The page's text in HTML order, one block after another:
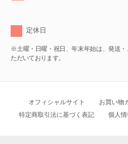
定休日
※土曜・日曜・祝日、年末年始は、発送
ただいております。
オフィシャルサイト お買い物
特定商取引法に基づく表記
個人